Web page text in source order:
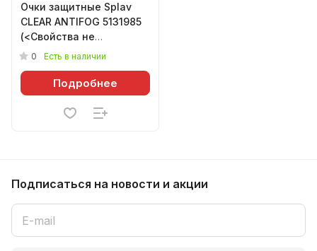
Очки защитные Splav
CLEAR ANTIFOG 5131985
(<Свойства не
назначены>)
0 Есть в наличии
Подробнее
Подписаться на новости и акции